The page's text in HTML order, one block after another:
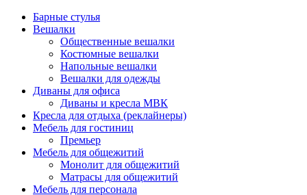
Барные стулья
Вешалки
Общественные вешалки
Костюмные вешалки
Напольные вешалки
Вешалки для одежды
Диваны для офиса
Диваны и кресла МВК
Кресла для отдыха (реклайнеры)
Мебель для гостиниц
Премьер
Мебель для общежитий
Монолит для общежитий
Матрасы для общежитий
Мебель для персонала